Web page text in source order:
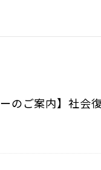
のご案内】社会